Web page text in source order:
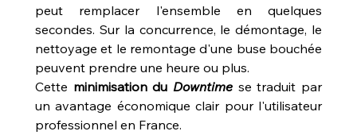
peut remplacer l'ensemble en quelques
secondes. Sur la concurrence, le démontage, le
nettoyage et le remontage d'une buse bouchée
peuvent prendre une heure ou plus.
Cette minimisation du Downtime se traduit par
un avantage économique clair pour l'utilisateur
professionnel en France.